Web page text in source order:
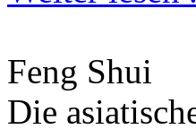
Feng Shui
Die